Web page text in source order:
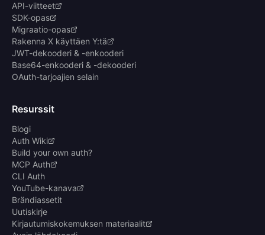
API-viitteet
SDK-opas
Migraatio-opas
Rakenna X käyttäen Y:tä
JWT-dekooderi & -enkooderi
Base64-enkooderi & -dekooderi
OAuth-tarjoajien selain
Resurssit
Blogi
Auth Wiki
Build your own auth?
MCP Auth
CLI Auth
YouTube-kanava
Brändiassetit
Uutiskirje
Kirjautumiskokemuksen materiaalit